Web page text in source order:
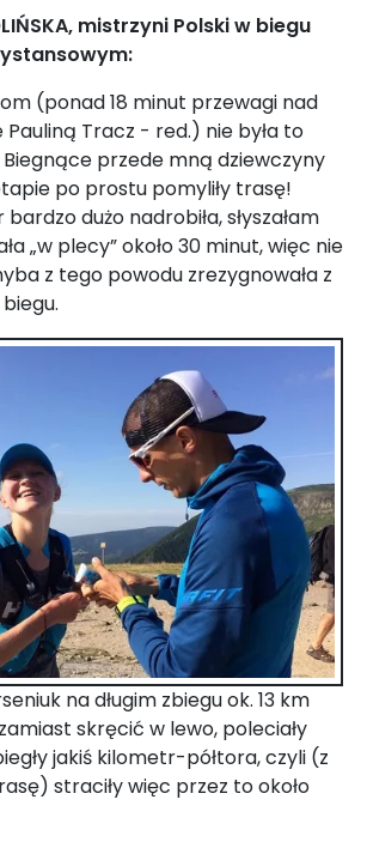
mistrzyni Polski w biegu
(ponad 18 minut przewagi nad
Tracz - red.) nie była to
przede mną dziewczyny
po prostu pomyliły trasę!
dużo nadrobiła, słyszałam
„w plecy” około 30 minut, więc nie
z tego powodu zrezygnowała z
na długim zbiegu ok. 13 km
skręcić w lewo, poleciały
jakiś kilometr-półtora, czyli (z
straciły więc przez to około